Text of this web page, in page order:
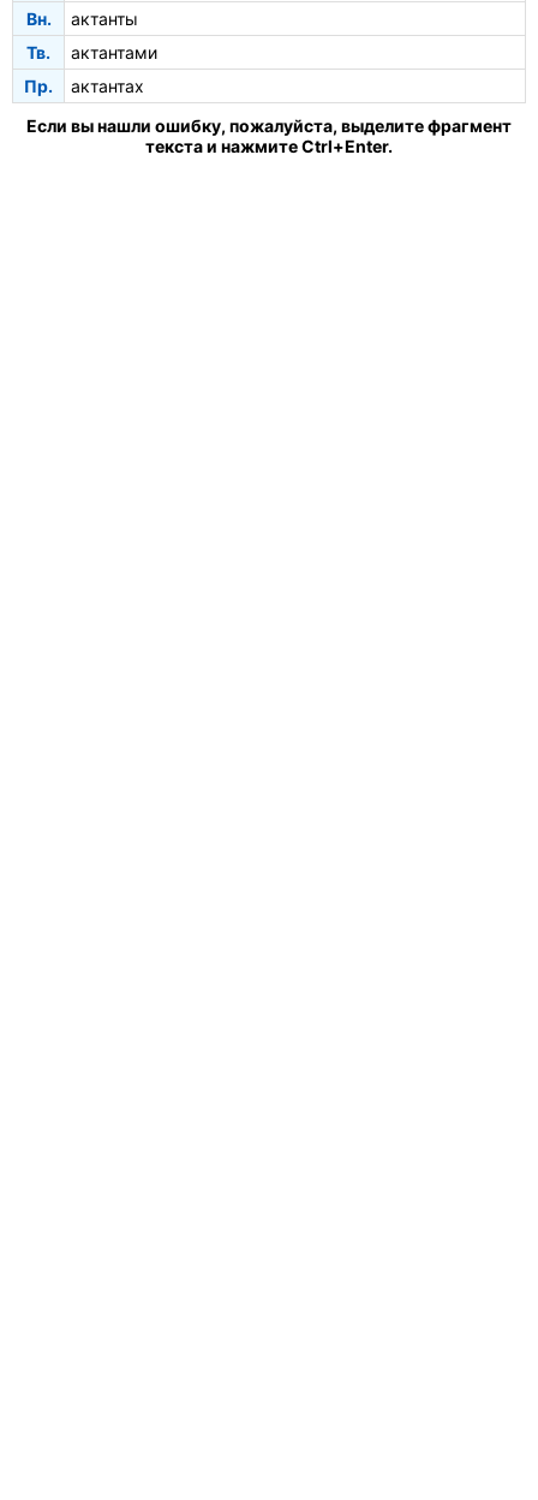
Вн.
актанты
Тв.
актантами
Пр.
актантах
Если вы нашли ошибку, пожалуйста, выделите фрагмент
текста и нажмите Ctrl+Enter.